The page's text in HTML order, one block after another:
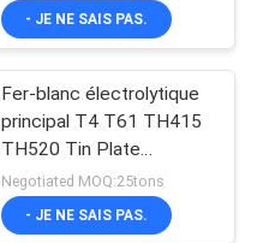
- JE NE SAIS PAS.
Fer-blanc électrolytique
principal T4 T61 TH415
TH520 Tin Plate
électrolytique SPTE TFS
Negotiated MOQ:25tons
- JE NE SAIS PAS.